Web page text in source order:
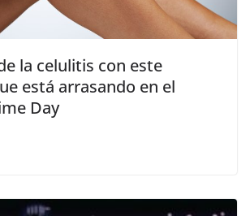
la celulitis con este
está arrasando en el
Day